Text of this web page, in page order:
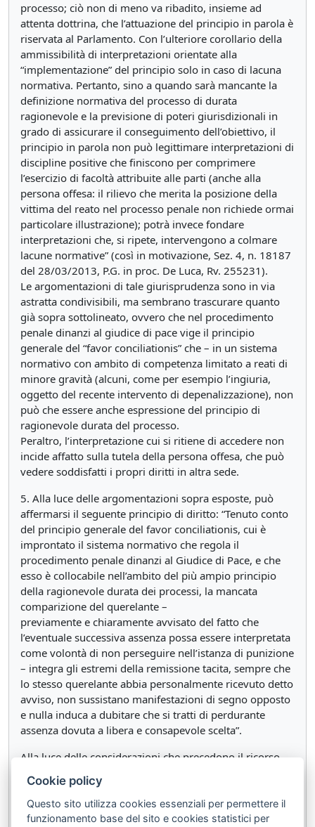
processo; ciò non di meno va ribadito, insieme ad
attenta dottrina, che l’attuazione del principio in parola è
riservata al Parlamento. Con l’ulteriore corollario della
ammissibilità di interpretazioni orientate alla
“implementazione” del principio solo in caso di lacuna
normativa. Pertanto, sino a quando sarà mancante la
definizione normativa del processo di durata
ragionevole e la previsione di poteri giurisdizionali in
grado di assicurare il conseguimento dell’obiettivo, il
principio in parola non può legittimare interpretazioni di
discipline positive che finiscono per comprimere
l’esercizio di facoltà attribuite alle parti (anche alla
persona offesa: il rilievo che merita la posizione della
vittima del reato nel processo penale non richiede ormai
particolare illustrazione); potrà invece fondare
interpretazioni che, si ripete, intervengono a colmare
lacune normative” (così in motivazione, Sez. 4, n. 18187
del 28/03/2013, P.G. in proc. De Luca, Rv. 255231).
Le argomentazioni di tale giurisprudenza sono in via
astratta condivisibili, ma sembrano trascurare quanto
già sopra sottolineato, ovvero che nel procedimento
penale dinanzi al giudice di pace vige il principio
generale del “favor conciliationis” che – in un sistema
normativo con ambito di competenza limitato a reati di
minore gravità (alcuni, come per esempio l’ingiuria,
oggetto del recente intervento di depenalizzazione), non
può che essere anche espressione del principio di
ragionevole durata del processo.
Peraltro, l’interpretazione cui si ritiene di accedere non
incide affatto sulla tutela della persona offesa, che può
vedere soddisfatti i propri diritti in altra sede.
5. Alla luce delle argomentazioni sopra esposte, può
affermarsi il seguente principio di diritto: “Tenuto conto
del principio generale del favor conciliationis, cui è
improntato il sistema normativo che regola il
procedimento penale dinanzi al Giudice di Pace, e che
esso è collocabile nell’ambito del più ampio principio
della ragionevole durata dei processi, la mancata
comparizione del querelante –
previamente e chiaramente avvisato del fatto che
l’eventuale successiva assenza possa essere interpretata
come volontà di non perseguire nell’istanza di punizione
– integra gli estremi della remissione tacita, sempre che
lo stesso querelante abbia personalmente ricevuto detto
avviso, non sussistano manifestazioni di segno opposto
e nulla induca a dubitare che si tratti di perdurante
assenza dovuta a libera e consapevole scelta”.
Alla luce delle considerazioni che precedono il ricorso
deve essere rigettato.
P.Q.M.
Cookie policy
Questo sito utilizza cookies essenziali per permettere il
funzionamento base del sito e cookies statistici per